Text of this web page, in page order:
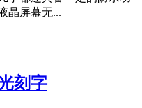
晶屏幕无...
刻字